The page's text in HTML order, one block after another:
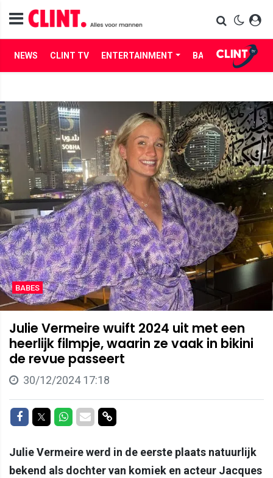
NEWS CLINT TV ENTERTAINMENT BABES LIFE
BABES
Julie Vermeire wuift 2024 uit met een
heerlijk filmpje, waarin ze vaak in bikini
de revue passeert
30/12/2024 17:18
Delen op Facebook
Delen op Twitter
Delen op Whatsapp
Delen via Mail
Delen via link
Julie Vermeire werd in de eerste plaats natuurlijk
bekend als dochter van komiek en acteur Jacques